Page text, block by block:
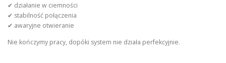
✔ działanie w ciemności
✔ stabilność połączenia
✔ awaryjne otwieranie
Nie kończymy pracy, dopóki system nie działa perfekcyjnie.